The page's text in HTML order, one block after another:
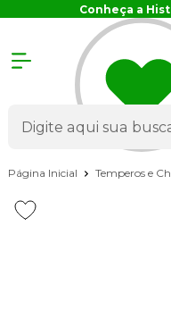
Conheça a
Página Inicial Temperos e